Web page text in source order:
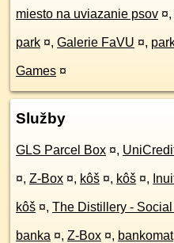
miesto na uviazanie psov ¤,
park ¤, Galerie FaVU ¤,
Games ¤
Služby
GLS Parcel Box ¤,
¤, Z-Box ¤, kôš ¤, kôš ¤,
kôš ¤, The Distillery -
banka ¤, Z-Box ¤, bankomat